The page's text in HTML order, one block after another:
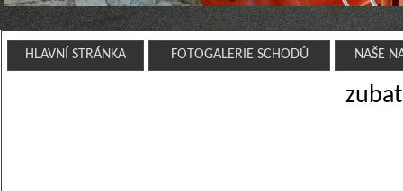
HLAVNÍ STRÁNKA FOTOGALERIE SCHODŮ NAŠE